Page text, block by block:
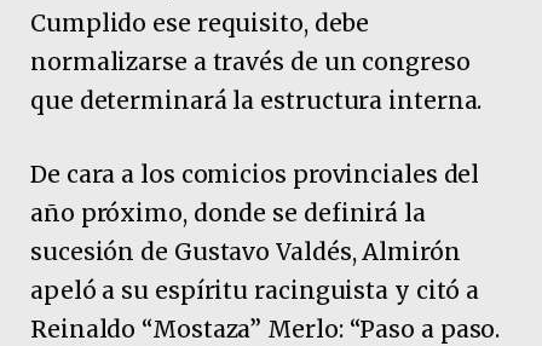
Cumplido ese requisito, debe
normalizarse a través de un congreso
que determinará la estructura interna.
De cara a los comicios provinciales del
año próximo, donde se definirá la
sucesión de Gustavo Valdés, Almirón
apeló a su espíritu racinguista y citó a
Reinaldo “Mostaza” Merlo: “Paso a paso.